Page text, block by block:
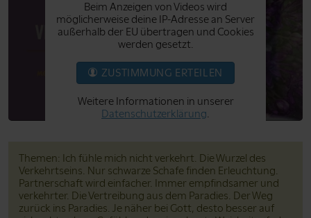
Beim Anzeigen von Videos wird
möglicherweise deine IP-Adresse an Server
außerhalb der EU übertragen und Cookies
werden gesetzt.
ZUSTIMMUNG ERTEILEN
Weitere Informationen in unserer
Datenschutzerklärung.
Themen: Ich fühle mich nicht verkehrt. Die Wurzel des
Verkehrtseins. Nur schwarze Schafe finden Erleuchtung.
Partnerschaft wird einfacher. Immer empfindsamer und
verkehrter. Die Vertreibung aus dem Paradies. Der Weg
zurück ins Paradies. Je näher bei Gott, desto besser auf